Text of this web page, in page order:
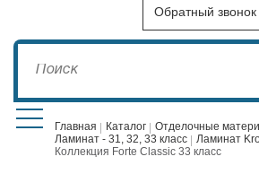
Обратный звонок
Стройматериалы
Главная Каталог
Отделочные
Ламинат - 31, 32, 33 класс
Ламинат
Коллекция Forte Classic 33 класс